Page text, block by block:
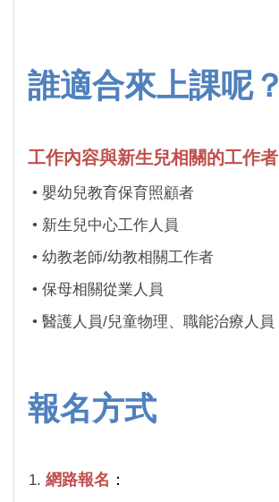
誰適合來上課呢？
工作內容與新生兒相關的工作者
• 嬰幼兒教育保育照顧者
• 新生兒中心工作人員
• 幼教老師/幼教相關工作者
• 保母相關從業人員
• 醫護人員/兒童物理、職能治療人員
報名方式
網路報名 ：